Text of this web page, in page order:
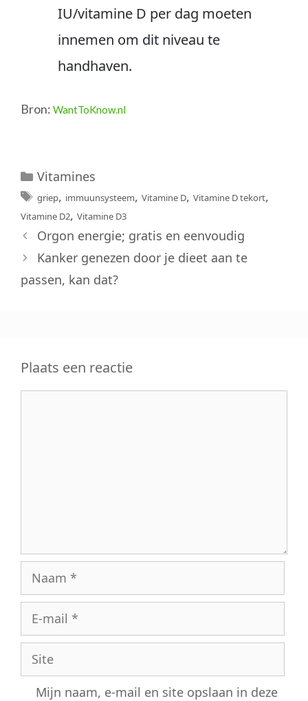
IU/vitamine D per dag moeten
innemen om dit niveau te
handhaven.
Bron: WantToKnow.nl
Categorieën
Vitamines
Tags
griep, immuunsysteem, Vitamine D, Vitamine D tekort,
Vitamine D2, Vitamine D3
Orgon energie; gratis en eenvoudig
Kanker genezen door je dieet aan te
passen, kan dat?
Plaats een reactie
Naam
mail
Site
Mijn naam, e-mail en site opslaan in deze